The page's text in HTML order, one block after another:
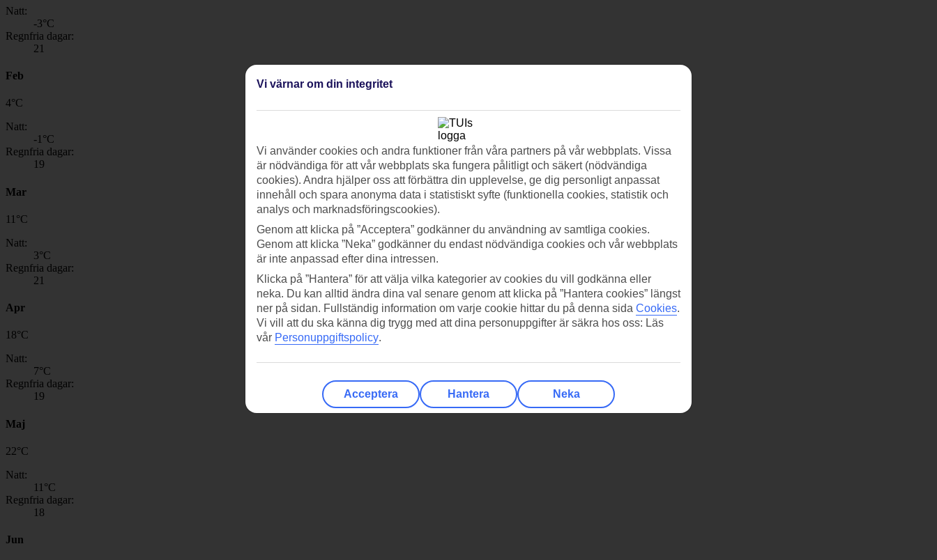
Natt:
-3°C
Regnfria dagar:
21
Feb
4°C
Natt:
-1 °C
Regnfria dagar:
19
Mar
11 °C
Natt:
3°C
Regnfria dagar:
21
Apr
18°C
Natt:
7°C
Regnfria dagar:
19
Maj
22°C
Natt:
11 °C
Regnfria dagar:
18
Jun
Vi värnar om din integritet
Vi använder cookies och andra funktioner från våra partners på vår webbplats. Vissa
är nödvändiga för att vår webbplats ska fungera pålitligt och säkert (nödvändiga
cookies). Andra hjälper oss att förbättra din upplevelse, ge dig personligt anpassat
innehåll och spara anonyma data i statistiskt syfte (funktionella cookies, statistik och
analys och marknadsföringscookies).
Genom att klicka på ”Acceptera” godkänner du användning av samtliga cookies.
Genom att klicka ”Neka” godkänner du endast nödvändiga cookies och vår webbplats
är inte anpassad efter dina intressen.
Klicka på ”Hantera” för att välja vilka kategorier av cookies du vill godkänna eller
neka. Du kan alltid ändra dina val senare genom att klicka på ”Hantera cookies” längst
ner på sidan. Fullständig information om varje cookie hittar du på denna sida Cookies.
Vi vill att du ska känna dig trygg med att dina personuppgifter är säkra hos oss: Läs
vår Personuppgiftspolicy.
Acceptera Hantera Neka